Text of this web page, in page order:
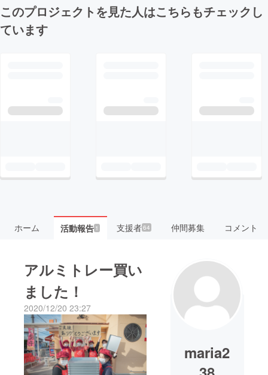
このプロジェクトを見た人はこちらもチェックし
ています
ホーム 活動報告1 支援者64 仲間募集 コメント
アルミトレー買い
ました！
2020/12/20 23:27
maria2